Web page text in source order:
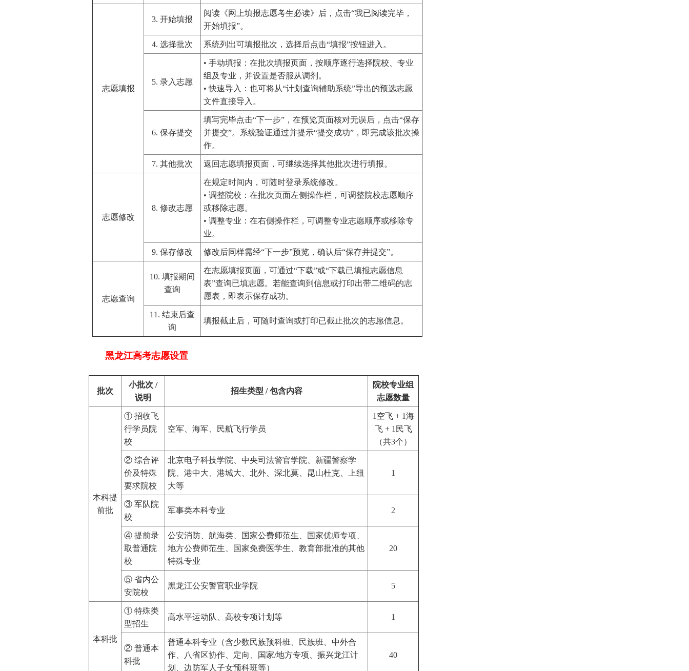
志愿填报
3. 开始填报
阅读《网上填报志愿考生必读》后，点击“我已阅读完毕，
开始填报”。
4. 选择批次 系统列出可填报批次，选择后点击“填报”按钮进入。
5. 录入志愿
• 手动填报：在批次填报页面，按顺序逐行选择院校、专业
组及专业，并设置是否服从调剂。
• 快速导入：也可将从“计划查询辅助系统”导出的预选志愿
文件直接导入。
6. 保存提交
填写完毕点击“下一步”，在预览页面核对无误后，点击“保存
并提交”。系统验证通过并提示“提交成功”，即完成该批次操
作。
7. 其他批次 返回志愿填报页面，可继续选择其他批次进行填报。
志愿修改
8. 修改志愿
在规定时间内，可随时登录系统修改。
• 调整院校：在批次页面左侧操作栏，可调整院校志愿顺序
或移除志愿。
• 调整专业：在右侧操作栏，可调整专业志愿顺序或移除专
业。
9. 保存修改 修改后同样需经“下一步”预览，确认后“保存并提交”。
志愿查询
10. 填报期间
查询
在志愿填报页面，可通过“下载”或“下载已填报志愿信息
表”查询已填志愿。若能查询到信息或打印出带二维码的志
愿表，即表示保存成功。
11. 结束后查
询
填报截止后，可随时查询或打印已截止批次的志愿信息。
黑龙江高考志愿设置
批次
小批次 /
说明
招生类型 / 包含内容
院校专业组
志愿数量
本科提
前批
① 招收飞
行学员院
校
空军、海军、民航飞行学员
1空飞 + 1海
飞 + 1民飞
（共3个）
② 综合评
价及特殊
要求院校
北京电子科技学院、中央司法警官学院、新疆警察学
院、港中大、港城大、北外、深北莫、昆山杜克、上纽
大等
1
③ 军队院
校
军事类本科专业 2
④ 提前录
取普通院
校
公安消防、航海类、国家公费师范生、国家优师专项、
地方公费师范生、国家免费医学生、教育部批准的其他
特殊专业
20
⑤ 省内公
安院校
黑龙江公安警官职业学院 5
本科批
① 特殊类
型招生
高水平运动队、高校专项计划等 1
② 普通本
科批
普通本科专业（含少数民族预科班、民族班、中外合
作、八省区协作、定向、国家/地方专项、振兴龙江计
划、边防军人子女预科班等）
40